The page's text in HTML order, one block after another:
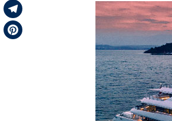
LinkedIn
Telegram